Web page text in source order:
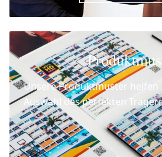
Unsere Produktmuster helfen
Auswahl des perfekten